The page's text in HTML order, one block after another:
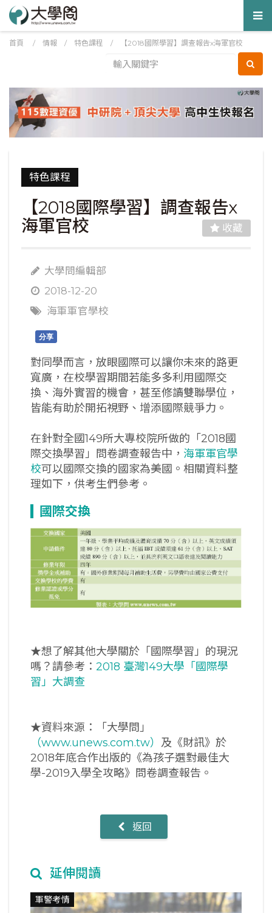
首頁 / 情報 / 特色課程 / 【2018國際學習】調查報告x海軍官校
特色課程
【2018國際學習】調查報告x
海軍官校
收藏
大學問編輯部
2018-12-20
海軍軍官學校
分享
對同學而言，放眼國際可以讓你未來的路更
寬廣，在校學習期間若能多多利用國際交
換、海外實習的機會，甚至修讀雙聯學位，
皆能有助於開拓視野、增添國際競爭力。
在針對全國149所大專校院所做的「2018國
際交換學習」問卷調查報告中， 海軍軍官學
校可以國際交換的國家為美國。相關資料整
理如下，供考生們參考。
國際交換
★想了解其他大學關於「國際學習」的現況
嗎？請參考： 2018 臺灣149大學「國際學
習」大調查
★資料來源：「大學問」
（www.unews.com.tw） 及《財訊》於
2018年底合作出版的《為孩子選對最佳大
學-2019入學全攻略》問卷調查報告。
返回
延伸閱讀
軍警考情